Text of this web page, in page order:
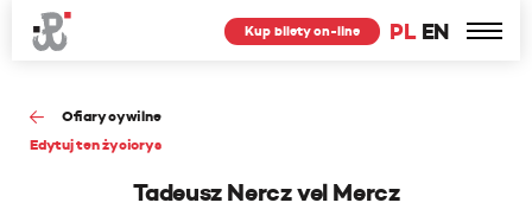
PL EN
Kup bilety on-line
Ofiary cywilne
Edytuj ten życiorys
Tadeusz Nercz vel Mercz